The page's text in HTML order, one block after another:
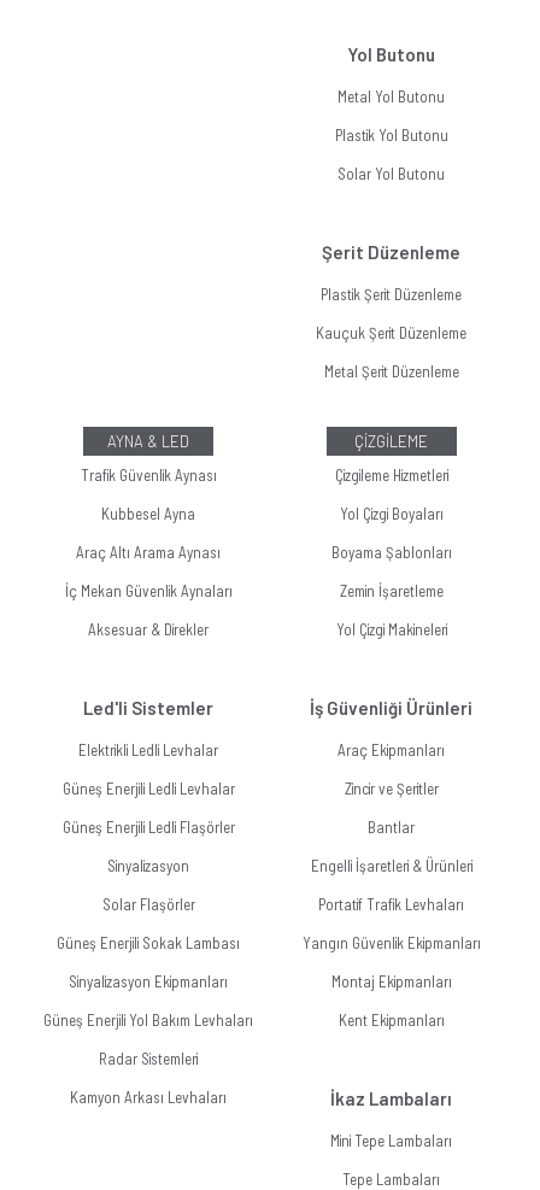
Yol Butonu
Metal Yol Butonu
Plastik Yol Butonu
Solar Yol Butonu
Şerit Düzenleme
Plastik Şerit Düzenleme
Kauçuk Şerit Düzenleme
Metal Şerit Düzenleme
AYNA & LED
Trafik Güvenlik Aynası
Kubbesel Ayna
Araç Altı Arama Aynası
İç Mekan Güvenlik Aynaları
Aksesuar & Direkler
Led'li Sistemler
Elektrikli Ledli Levhalar
Güneş Enerjili Ledli Levhalar
Güneş Enerjili Ledli Flaşörler
Sinyalizasyon
Solar Flaşörler
Güneş Enerjili Sokak Lambası
Sinyalizasyon Ekipmanları
Güneş Enerjili Yol Bakım Levhaları
Radar Sistemleri
Kamyon Arkası Levhaları
ÇİZGİLEME
Çizgileme Hizmetleri
Yol Çizgi Boyaları
Boyama Şablonları
Zemin İşaretleme
Yol Çizgi Makineleri
İş Güvenliği Ürünleri
Araç Ekipmanları
Zincir ve Şeritler
Bantlar
Engelli İşaretleri & Ürünleri
Portatif Trafik Levhaları
Yangın Güvenlik Ekipmanları
Montaj Ekipmanları
Kent Ekipmanları
İkaz Lambaları
Mini Tepe Lambaları
Tepe Lambaları